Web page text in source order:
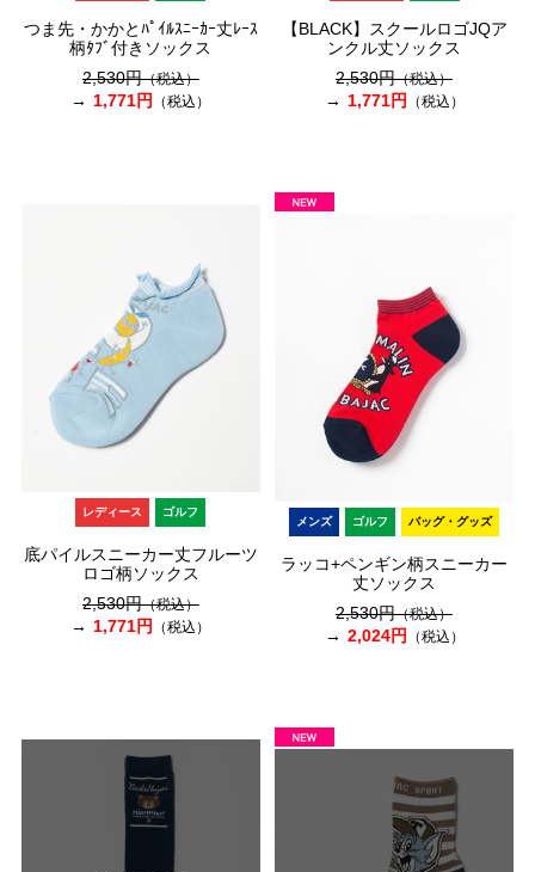
つま先・かかとﾊﾟｲﾙｽﾆｰｶｰ丈ﾚｰｽ
柄ﾀﾌﾞ付きソックス
2,530円（税込）
1,771円 （税込）
【BLACK】スクールロゴJQア
ンクル丈ソックス
2,530円（税込）
1,771円 （税込）
レディース ゴルフ
底パイルスニーカー丈フルーツ
ロゴ柄ソックス
2,530円（税込）
1,771円 （税込）
メンズ ゴルフ バッグ・グッズ
ラッコ+ペンギン柄スニーカー
丈ソックス
2,530円（税込）
2,024円 （税込）